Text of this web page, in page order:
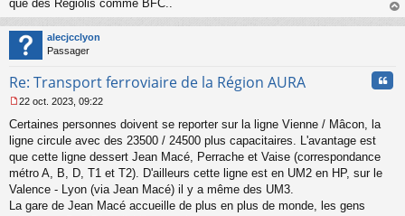
e
n
o
n
l
que des Regiolis comme BFC..
au
alecjcclyon
Passager
Re: Transport ferroviaire de la Région AURA
e
s
s
a
g
e
n
22 oct. 2023, 09:22
Certaines personnes doivent se reporter sur la ligne Vienne / Mâcon, la
ligne circule avec des 23500 / 24500 plus capacitaires. L'avantage est
que cette ligne dessert Jean Macé, Perrache et Vaise (correspondance
métro A, B, D, T1 et T2). D'ailleurs cette ligne est en UM2 en HP, sur le
Valence - Lyon (via Jean Macé) il y a même des UM3.
La gare de Jean Macé accueille de plus en plus de monde, les gens